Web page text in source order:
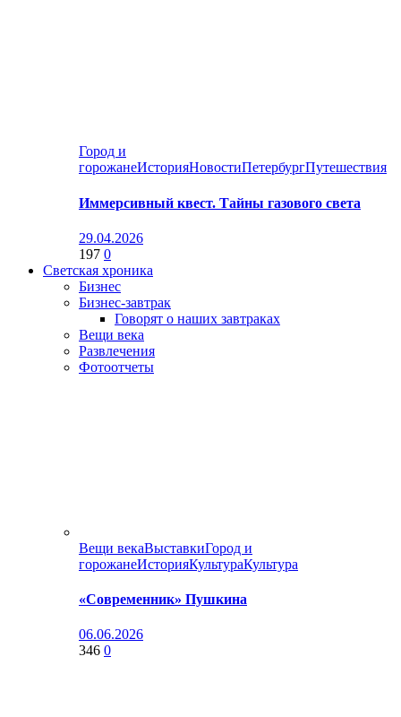
Город и
горожанеИсторияНовостиПетербургПутешествия
Иммерсивный квест. Тайны газового света
29.04.2026
197 0
Светская хроника
Бизнес
Бизнес-завтрак
Говорят о наших завтраках
Вещи века
Развлечения
Фотоотчеты
Вещи векаВыставкиГород и
горожанеИсторияКультураКультура
«Современник» Пушкина
06.06.2026
346 0